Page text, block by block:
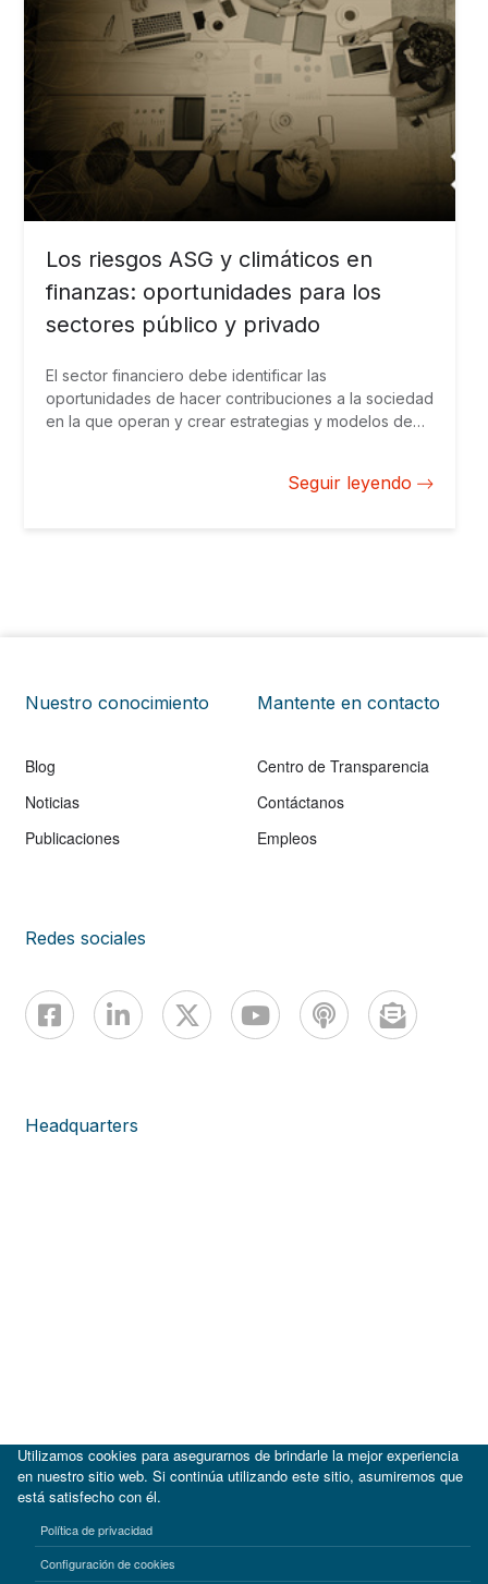
Los riesgos ASG y climáticos en
finanzas: oportunidades para los
sectores público y privado
El sector financiero debe identificar las
oportunidades de hacer contribuciones a la sociedad
en la que operan y crear estrategias y modelos de
Seguir leyendo
Nuestro conocimiento
Blog
Noticias
Publicaciones
Mantente en contacto
Centro de Transparencia
Contáctanos
Empleos
Redes sociales
Headquarters
Términos de uso Aviso de privacidad
Utilizamos cookies para asegurarnos de brindarle la mejor experiencia
en nuestro sitio web. Si continúa utilizando este sitio, asumiremos que
está satisfecho con él.
Política de privacidad
Configuración de cookies